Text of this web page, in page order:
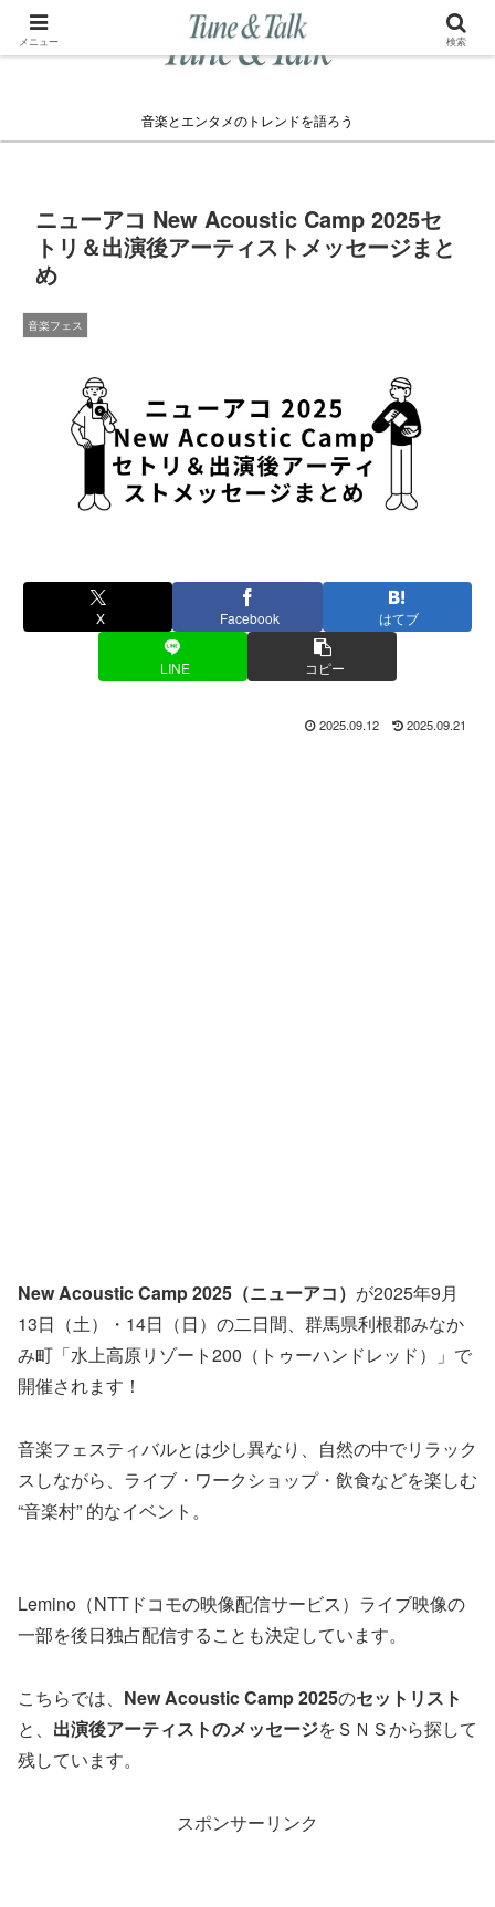
音楽とエンタメのトレンドを語ろう
ニューアコ New Acoustic Camp 2025セ
トリ＆出演後アーティストメッセージまと
め
音楽フェス
X Facebook はてブ
LINE コピー
2025.09.12 2025.09.21
New Acoustic Camp 2025（ニューアコ） が2025年9月
13日（土）・14日（日）の二日間、群馬県利根郡みなか
み町「水上高原リゾート200（トゥーハンドレッド）」で
開催されます！
音楽フェスティバルとは少し異なり、自然の中でリラック
スしながら、ライブ・ワークショップ・飲食などを楽しむ
“音楽村” 的なイベント。
Lemino（NTTドコモの映像配信サービス）ライブ映像の
一部を後日独占配信することも決定しています。
こちらでは、 New Acoustic Camp 2025のセットリスト
と、 出演後アーティストのメッセージをＳＮＳから探して
残しています。
スポンサーリンク
メニュー 検索